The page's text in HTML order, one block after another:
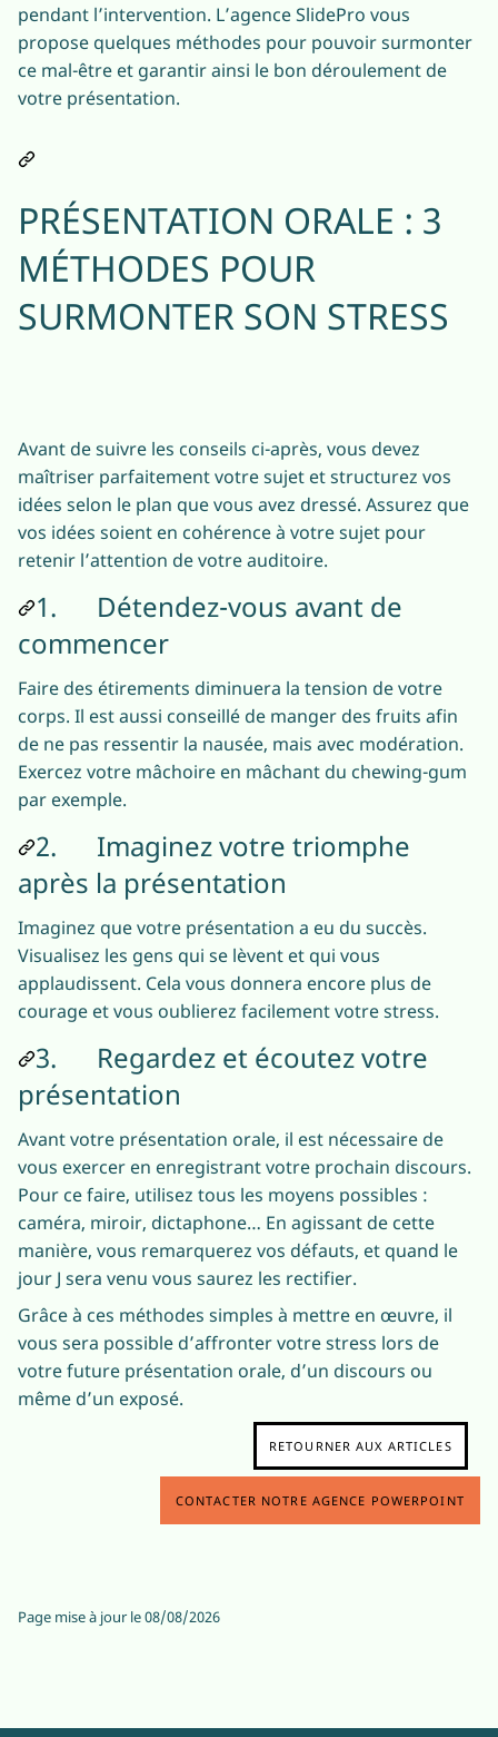
pendant l’intervention. L’agence SlidePro vous
propose quelques méthodes pour pouvoir surmonter
ce mal-être et garantir ainsi le bon déroulement de
votre présentation.
PRÉSENTATION ORALE : 3
MÉTHODES POUR
SURMONTER SON STRESS
Avant de suivre les conseils ci-après, vous devez
maîtriser parfaitement votre sujet et structurez vos
idées selon le plan que vous avez dressé. Assurez que
vos idées soient en cohérence à votre sujet pour
retenir l’attention de votre auditoire.
1. Détendez-vous avant de
commencer
Faire des étirements diminuera la tension de votre
corps. Il est aussi conseillé de manger des fruits afin
de ne pas ressentir la nausée, mais avec modération.
Exercez votre mâchoire en mâchant du chewing-gum
par exemple.
2. Imaginez votre triomphe
après la présentation
Imaginez que votre présentation a eu du succès.
Visualisez les gens qui se lèvent et qui vous
applaudissent. Cela vous donnera encore plus de
courage et vous oublierez facilement votre stress.
3. Regardez et écoutez votre
présentation
Avant votre présentation orale, il est nécessaire de
vous exercer en enregistrant votre prochain discours.
Pour ce faire, utilisez tous les moyens possibles :
caméra, miroir, dictaphone… En agissant de cette
manière, vous remarquerez vos défauts, et quand le
jour J sera venu vous saurez les rectifier.
Grâce à ces méthodes simples à mettre en œuvre, il
vous sera possible d’affronter votre stress lors de
votre future présentation orale, d’un discours ou
même d’un exposé.
RETOURNER AUX ARTICLES
CONTACTER NOTRE AGENCE POWERPOINT
Page mise à jour le08/08/2026